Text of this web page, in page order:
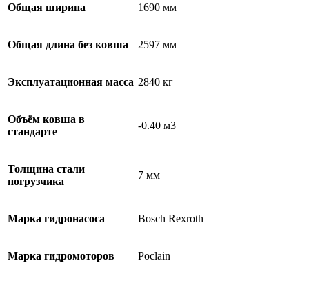
Общая ширина 1690 мм
Общая длина без ковша 2597 мм
Эксплуатационная масса 2840 кг
Объём ковша в
стандарте
-0.40 м3
Толщина стали
погрузчика
7 мм
Марка гидронасоса Bosch Rexroth
Марка гидромоторов Poclain